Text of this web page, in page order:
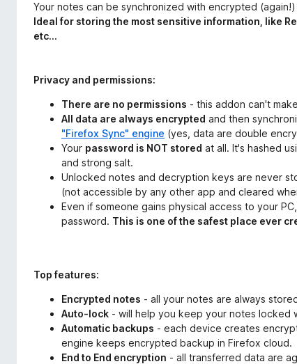
Your notes can be synchronized with encrypted
Ideal for storing the most sensitive information, like
etc...
Privacy and permissions:
There are no permissions - this addon can't
All data are always encrypted and then
"Firefox Sync" engine (yes, data are double
Your password is NOT stored at all. It's hashed
and strong salt.
Unlocked notes and decryption keys are never
(not accessible by any other app and cleared
Even if someone gains physical access to your
password. This is one of the safest place ever
Top features:
Encrypted notes - all your notes are always
Auto-lock - will help you keep your notes locked
Automatic backups - each device creates
engine keeps encrypted backup in Firefox cloud.
End to End encryption - all transferred data are